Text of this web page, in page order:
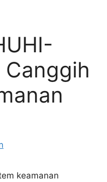
Canggih
keamanan